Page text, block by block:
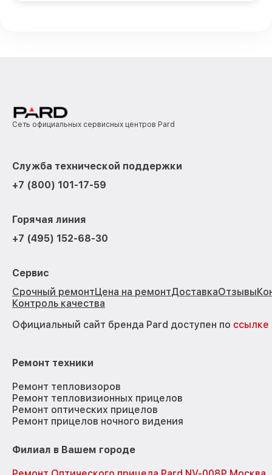
Сеть официальных сервисных центров Pard
Служба технической поддержки
+7 (800) 101-17-59
Горячая линия
+7 (495) 152-68-30
Сервис
Срочный ремонтЦена на ремонтДоставкаОтзывы
Контроль качества
Официальный сайт бренда Pard доступен по ссылке
Ремонт техники
Ремонт тепловизоров
Ремонт тепловизионных прицелов
Ремонт оптических прицелов
Ремонт прицелов ночного видения
Филиал в Вашем городе